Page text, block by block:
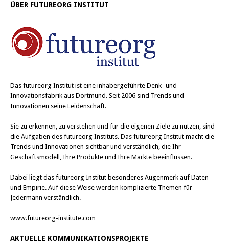
ÜBER FUTUREORG INSTITUT
Das futureorg Institut ist eine inhabergeführte Denk- und
Innovationsfabrik aus Dortmund. Seit 2006 sind Trends und
Innovationen seine Leidenschaft.
Sie zu erkennen, zu verstehen und für die eigenen Ziele zu nutzen, sind
die Aufgaben des futureorg Instituts. Das futureorg Institut macht die
Trends und Innovationen sichtbar und verständlich, die Ihr
Geschäftsmodell, Ihre Produkte und Ihre Märkte beeinflussen.
Dabei liegt das futureorg Institut besonderes Augenmerk auf Daten
und Empirie. Auf diese Weise werden komplizierte Themen für
Jedermann verständlich.
www.futureorg-institute.com
AKTUELLE KOMMUNIKATIONSPROJEKTE